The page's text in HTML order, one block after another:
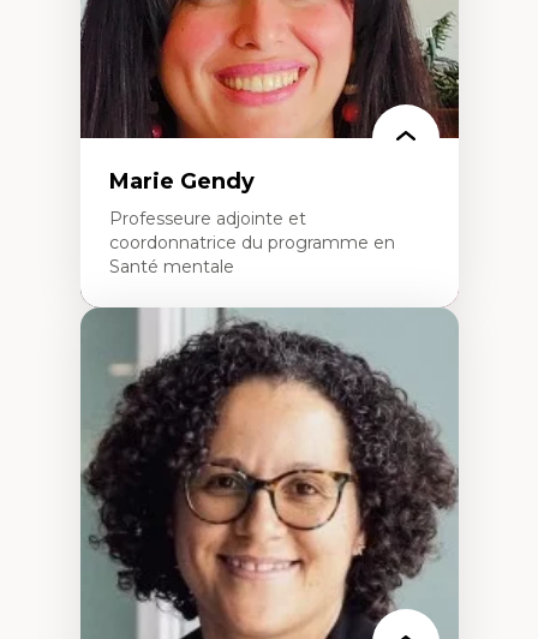
Marie Gendy
Professeure adjointe et
coordonnatrice du programme en
Santé mentale
Expertises
Neuropsychiatrie et neurosciences
Direction d'essais cliniques
Analyse des politiques et pratiques en santé
mentale
Développement de protocoles d'essais
cliniques
Collaboration interfonctionnelle
Leadership en recherche clinique
Développement de cadres politiques
Collaboration avec des entreprises
pharmaceutiques
Rédaction de publications et de rapports
politiques
Enseignement et mentorat